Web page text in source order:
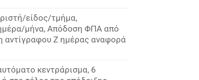
είδος/τμήμα,
μήνα, Απόδοση ΦΠΑ από
αντίγραφου Ζ ημέρας αναφορά
κεντράρισμα, 6